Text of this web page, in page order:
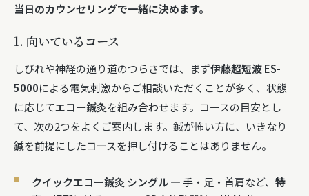
当日のカウンセリングで一緒に決めます。
1. 向いているコース
しびれや神経の通り道のつらさでは、まず伊藤超短波 ES-
5000による電気刺激からご相談いただくことが多く、状態
に応じてエコー鍼灸を組み合わせます。コースの目安とし
て、次の2つをよくご案内します。鍼が怖い方に、いきなり
鍼を前提にしたコースを押し付けることはありません。
クイックエコー鍼灸 シングル— 手・足・首肩など、 特